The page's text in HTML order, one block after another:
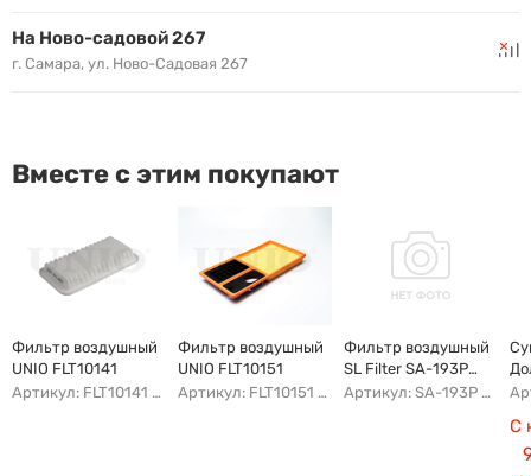
На Ново-садовой 267
г. Самара, ул. Ново-Садовая 267
Вместе с этим покупают
Фильтр воздушный
UNIO FLT10141
Артикул: FLT10141 AFAD087 AG302ECO AP142/3
Фильтр воздушный
UNIO FLT10151
Артикул: FLT10151 AFAU107 AP183/3 AG328
Фильтр воздушный
SL Filter SA-193P
(AG284)
Артикул: SA-193P AFAI163 AG284 AP143/2
С